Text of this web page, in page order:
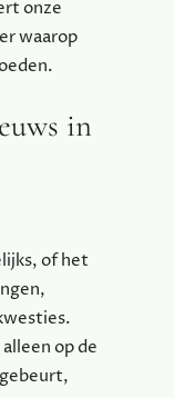
onze
waarop
in
of het
op de